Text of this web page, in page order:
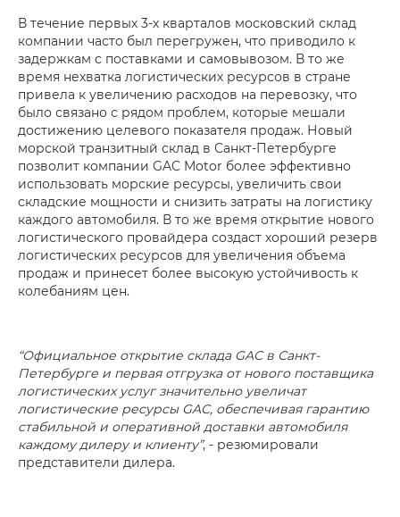
В течение первых 3-х кварталов московский склад
компании часто был перегружен, что приводило к
задержкам с поставками и самовывозом. В то же
время нехватка логистических ресурсов в стране
привела к увеличению расходов на перевозку, что
было связано с рядом проблем, которые мешали
достижению целевого показателя продаж. Новый
морской транзитный склад в Санкт-Петербурге
позволит компании GAC Motor более эффективно
использовать морские ресурсы, увеличить свои
складские мощности и снизить затраты на логистику
каждого автомобиля. В то же время открытие нового
логистического провайдера создаст хороший резерв
логистических ресурсов для увеличения объема
продаж и принесет более высокую устойчивость к
колебаниям цен.
“Официальное открытие склада GAC в Санкт-
Петербурге и первая отгрузка от нового поставщика
логистических услуг значительно увеличат
логистические ресурсы GAC, обеспечивая гарантию
стабильной и оперативной доставки автомобиля
каждому дилеру и клиенту”, - резюмировали
представители дилера.